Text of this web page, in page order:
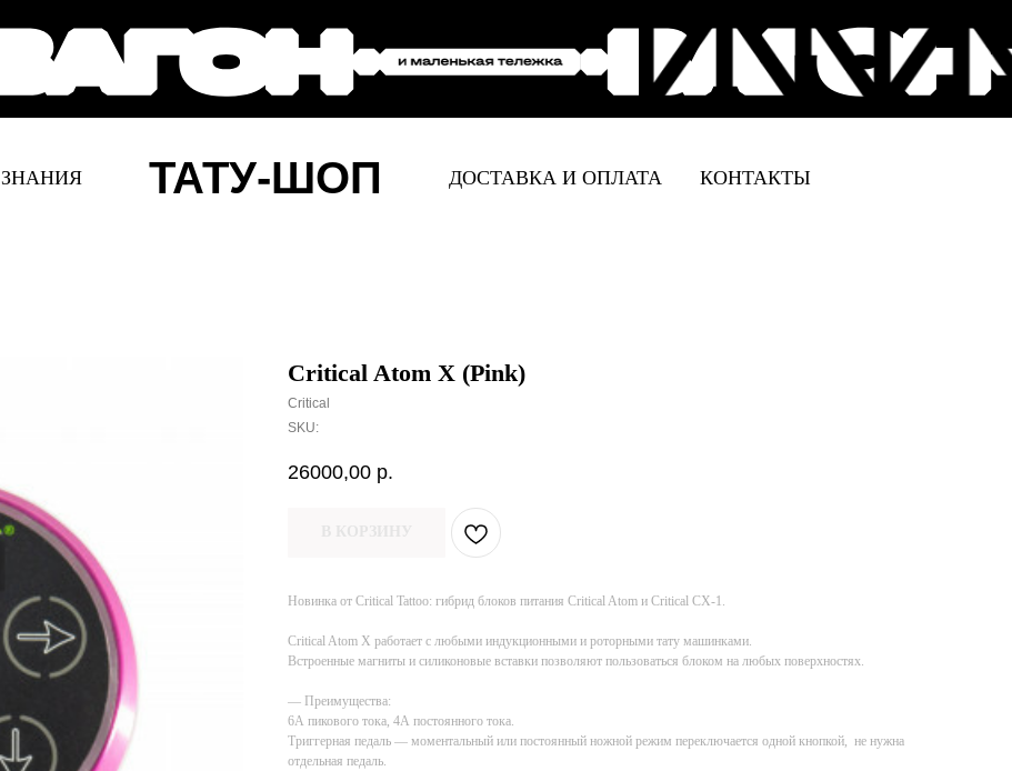
ТАТУ-ШОП
ЗНАНИЯ ДОСТАВКА И ОПЛАТА КОНТАКТЫ
Critical Atom X (Pink)
Critical
SKU:
26000,00 р.
Новинка от Critical Tattoo: гибрид блоков питания Critical Atom и Critical CX-1.
Critical Atom X работает с любыми индукционными и роторными тату машинками.
Встроенные магниты и силиконовые вставки позволяют пользоваться блоком на любых поверхностях.
— Преимущества:
6А пикового тока, 4А постоянного тока.
Триггерная педаль — моментальный или постоянный ножной режим переключается одной кнопкой, не нужна
отдельная педаль.